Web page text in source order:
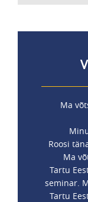
Ma
Roosi
Ma
Tartu
seminar.
Tartu